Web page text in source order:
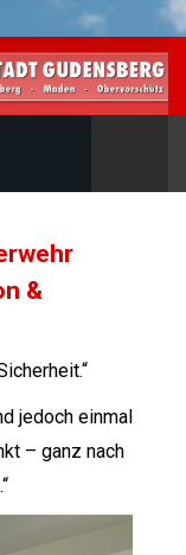
&
jedoch einmal
– ganz nach